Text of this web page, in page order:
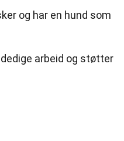
og har en hund som
arbeid og støtter